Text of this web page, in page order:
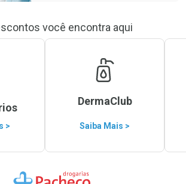
você encontra aqui
>
DermaClub
Saiba Mais >
Ir para a Home